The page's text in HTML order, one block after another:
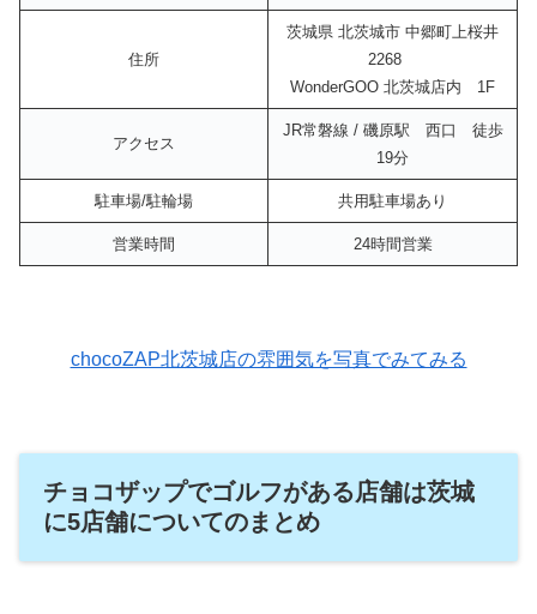
住所
茨城県 北茨城市 中郷町上桜井
2268
WonderGOO 北茨城店内 1F
アクセス
JR常磐線 / 磯原駅 西口 徒歩
19分
駐車場/駐輪場 共用駐車場あり
営業時間 24時間営業
chocoZAP北茨城店の雰囲気を写真でみてみる
チョコザップでゴルフがある店舗は茨城
に5店舗についてのまとめ